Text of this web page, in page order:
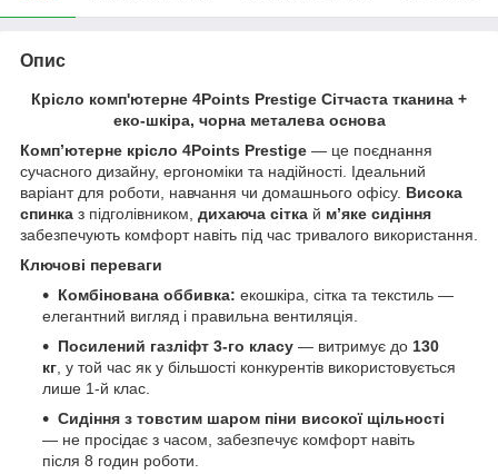
Опис
Крісло комп'ютерне 4Points Prestige Сітчаста тканина +
еко-шкіра, чорна металева основа
Комп’ютерне крісло 4Points Prestige — це поєднання
сучасного дизайну, ергономіки та надійності. Ідеальний
варіант для роботи, навчання чи домашнього офісу. Висока
спинка з підголівником, дихаюча сітка й м’яке сидіння
забезпечують комфорт навіть під час тривалого використання.
Ключові переваги
Комбінована оббивка: екошкіра, сітка та текстиль —
елегантний вигляд і правильна вентиляція.
Посилений газліфт 3-го класу — витримує до 130
кг , у той час як у більшості конкурентів використовується
лише 1-й клас.
Сидіння з товстим шаром піни високої щільності
— не просідає з часом, забезпечує комфорт навіть
після 8 годин роботи.